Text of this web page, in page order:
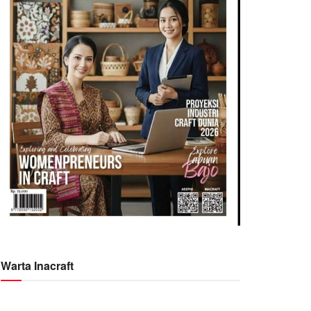
Warta Inacraft